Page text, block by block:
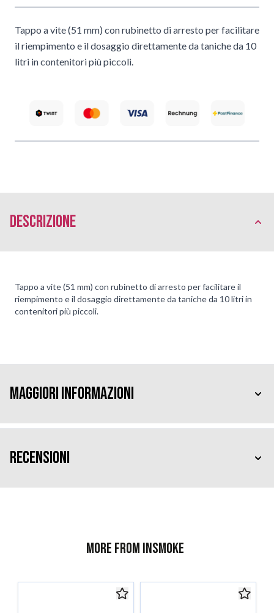
Tappo a vite (51 mm) con rubinetto di arresto per facilitare
il riempimento e il dosaggio direttamente da taniche da 10
litri in contenitori più piccoli.
Descrizione
Tappo a vite (51 mm) con rubinetto di arresto per facilitare il
riempimento e il dosaggio direttamente da taniche da 10 litri in
contenitori più piccoli.
Maggiori Informazioni
Recensioni
More from InSmoke